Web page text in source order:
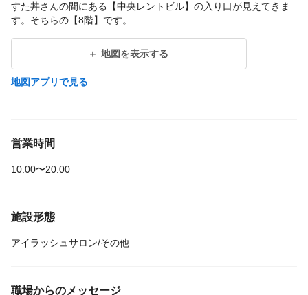
すた丼さんの間にある【中央レントビル】の入り口が見えてきま
す。そちらの【8階】です。
地図を表示する
地図アプリで見る
営業時間
10:00〜20:00
施設形態
アイラッシュサロン/その他
職場からのメッセージ